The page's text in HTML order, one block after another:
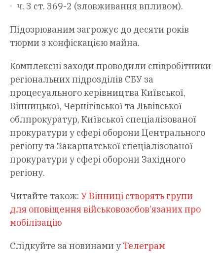
ч. 3 ст. 369-2 (зловживання впливом).
Підозрюваним загрожує до десяти років
тюрми з конфіскацією майна.
Комплексні заходи проводили співробітники
регіональних підрозділів СБУ за
процесуального керівництва Київської,
Вінницької, Чернігівської та Львівської
облпрокуратур, Київської спеціалізованої
прокуратури у сфері оборони Центрального
регіону та Закарпатської спеціалізованої
прокуратури у сфері оборони Західного
регіону.
Читайте також: У Вінниці створять групи
для оповіщення військовозобов’язаних про
мобілізацію
Слідкуйте за новинами у Телеграм